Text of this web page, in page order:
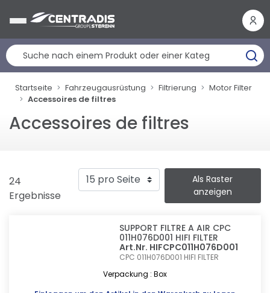
Startseite Fahrzeugausrüstung Filtrierung
Motor Filter
Accessoires de filtres
Accessoires de filtres
24
Ergebnisse
Als Raster
anzeigen
SUPPORT FILTRE A AIR CPC
011H076D001 HIFI FILTER
Art.Nr. HIFCPC011H076D001
CPC 011H076D001 HIFI FILTER
Verpackung : Box